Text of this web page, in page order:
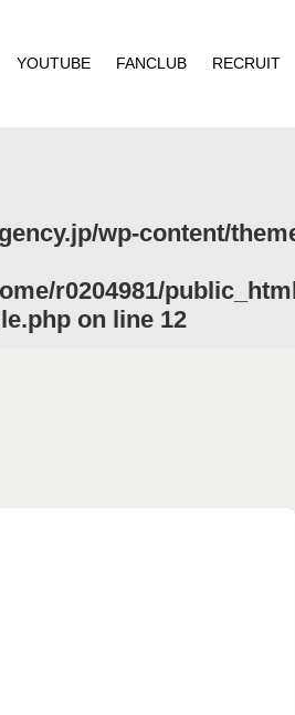
YOUTUBE FANCLUB RECRUIT
wp-content/
r0204981/
on line 12